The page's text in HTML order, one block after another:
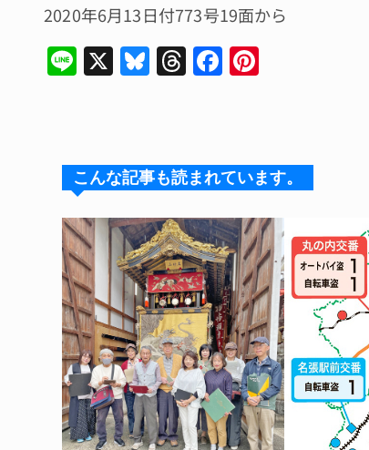
2020年6月13日付773号19面から
Li
n
X Bl
u
k
y
T
hr
d
s
F
a
b
o
o
k
st
こんな記事も読まれています。